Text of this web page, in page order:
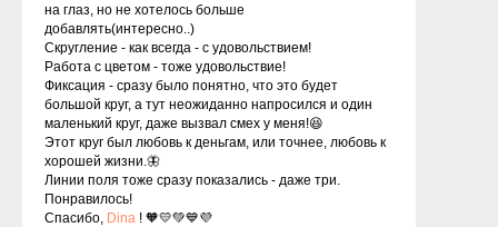
на глаз, но не хотелось больше
добавлять(интересно..)
Скругление - как всегда - с удовольствием!
Работа с цветом - тоже удовольствие!
Фиксация - сразу было понятно, что это будет
большой круг, а тут неожиданно напросился и один
маленький круг, даже вызвал смех у меня!😆
Этот круг был любовь к деньгам, или точнее, любовь к
хорошей жизни.🦋
Линии поля тоже сразу показались - даже три.
Понравилось!
Спасибо, Dina ! 🧡💛💚💙💜